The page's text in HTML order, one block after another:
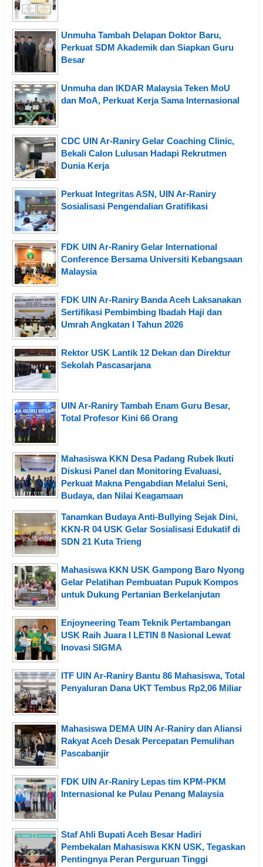
Unmuha Tambah Delapan Doktor Baru,
Perkuat SDM Akademik dan Siapkan Guru
Besar
Unmuha dan IKDAR Malaysia Teken MoU
dan MoA, Perkuat Kerja Sama Internasional
CDC UIN Ar-Raniry Gelar Coaching Clinic,
Bekali Calon Lulusan Hadapi Rekrutmen
Dunia Kerja
Perkuat Integritas ASN, UIN Ar-Raniry
Sosialisasi Pengendalian Gratifikasi
FDK UIN Ar-Raniry Gelar International
Conference Bersama Universiti Kebangsaan
Malaysia
FDK UIN Ar-Raniry Banda Aceh Laksanakan
Sertifikasi Pembimbing Ibadah Haji dan
Umrah Angkatan I Tahun 2026
Rektor USK Lantik 12 Dekan dan Direktur
Sekolah Pascasarjana
UIN Ar-Raniry Tambah Enam Guru Besar,
Total Profesor Kini 66 Orang
Mahasiswa KKN Desa Padang Rubek Ikuti
Diskusi Panel dan Monitoring Evaluasi,
Perkuat Makna Pengabdian Melalui Seni,
Budaya, dan Nilai Keagamaan
Tanamkan Budaya Anti-Bullying Sejak Dini,
KKN-R 04 USK Gelar Sosialisasi Edukatif di
SDN 21 Kuta Trieng
Mahasiswa KKN USK Gampong Baro Nyong
Gelar Pelatihan Pembuatan Pupuk Kompos
untuk Dukung Pertanian Berkelanjutan
Enjoyneering Team Teknik Pertambangan
USK Raih Juara I LETIN 8 Nasional Lewat
Inovasi SIGMA
ITF UIN Ar-Raniry Bantu 86 Mahasiswa, Total
Penyaluran Dana UKT Tembus Rp2,06 Miliar
Mahasiswa DEMA UIN Ar-Raniry dan Aliansi
Rakyat Aceh Desak Percepatan Pemulihan
Pascabanjir
FDK UIN Ar-Raniry Lepas tim KPM-PKM
Internasional ke Pulau Penang Malaysia
Staf Ahli Bupati Aceh Besar Hadiri
Pembekalan Mahasiswa KKN USK, Tegaskan
Pentingnya Peran Perguruan Tinggi